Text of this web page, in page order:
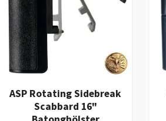
ASP Rotating Sidebreak
Scabbard 16"